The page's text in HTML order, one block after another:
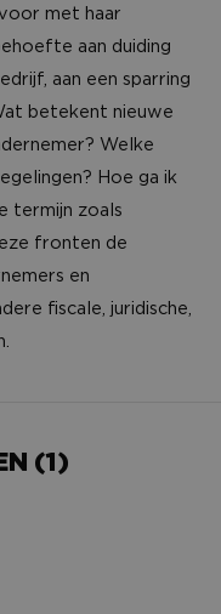
met haar
aan duiding
aan een sparring
betekent nieuwe
Welke
Hoe ga ik
termijn zoals
fronten de
en
fiscale, juridische,
(1)